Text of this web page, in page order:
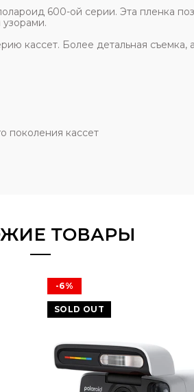
600-ой серии. Эта пленка
кассет. Более детальная съемка,
поколения кассет
ТОВАРЫ
-6%
SOLD OUT